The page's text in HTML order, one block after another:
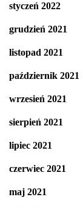
styczeń 2022
grudzień 2021
listopad 2021
październik 2021
wrzesień 2021
sierpień 2021
lipiec 2021
czerwiec 2021
maj 2021